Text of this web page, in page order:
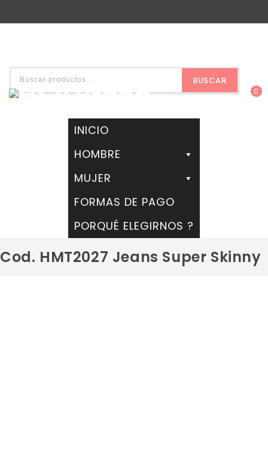
BUSCAR
0
INICIO
HOMBRE
MUJER
FORMAS DE PAGO
PORQUÉ ELEGIRNOS ?
Cod. HMT2027 Jeans Super Skinny